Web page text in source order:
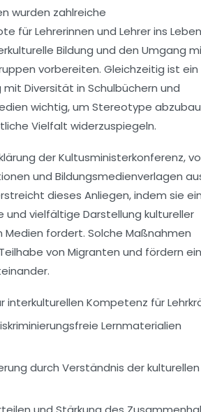
wurden zahlreiche
für Lehrerinnen und Lehrer ins Leben
Bildung und den Umgang
vorbereiten. Gleichzeitig ist ein
Diversität in Schulbüchern und
wichtig, um Stereotype
Vielfalt widerzuspiegeln.
der Kultusministerkonferenz,
und Bildungsmedienverlagen
dieses Anliegen, indem sie
und vielfältige Darstellung kultureller
Medien fordert. Solche Maßnahmen
von Migranten und fördern ein
interkulturellen Kompetenz für
Lernmaterialien
durch Verständnis der kulturellen